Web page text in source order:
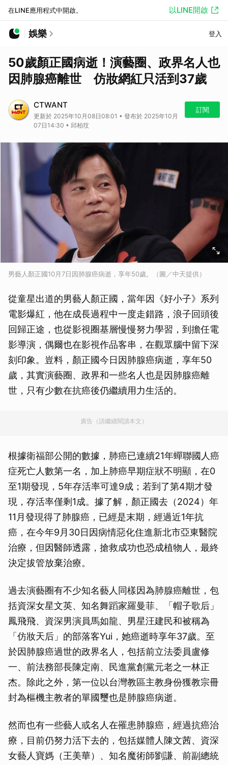
在LINE應用程式中開啟。 以LINE開啟
娛樂 登入
50歲顏正國病逝！演藝圈、政界名人也
因肺腺癌離世 仿妝網紅只活到37歲
CTWANT
更新於 2025年10月08日08:01 • 發布於 2025年10月
07日14:30 • 邱柏玟
訂閱
男藝人顏正國10月7日因肺腺癌病逝，享年50歲。（圖／中天提供）
從童星出道的男藝人顏正國，當年因《好小子》系列
電影爆紅，他在成長過程中一度走錯路，浪子回頭後
回歸正途，也從影視圈基層慢慢努力學習，到擔任電
影導演，偶爾也在影視作品客串，在觀眾腦中留下深
刻印象。豈料，顏正國今日因肺腺癌病逝，享年50
歲，其實演藝圈、政界和一些名人也是因肺腺癌離
世，只有少數在抗癌後仍繼續用力生活的。
廣告（請繼續閱讀本文）
根據衛福部公開的數據，肺癌已連續21年蟬聯國人癌
症死亡人數第一名，加上肺癌早期症狀不明顯，在0
至1期發現，5年存活率可達9成；若到了第4期才發
現，存活率僅剩1成。據了解，顏正國去（2024）年
11月發現得了肺腺癌，已經是末期，經過近1年抗
癌，在今年9月30日因病情惡化住進新北市亞東醫院
治療，但因醫師透露，搶救成功也恐成植物人，最終
決定拔管放棄治療。
過去演藝圈有不少知名藝人同樣因為肺腺癌離世，包
括資深女星文英、知名舞蹈家羅曼菲、「帽子歌后」
鳳飛飛、資深男演員馬如龍、男星汪建民和被稱為
「仿妝天后」的部落客Yui，她癌逝時享年37歲。至
於因肺腺癌過世的政界名人，包括前立法委員盧修
一、前法務部長陳定南、民進黨創黨元老之一林正
杰。除此之外，第一位以台灣教區主教身份獲教宗冊
封為樞機主教者的單國璽也是肺腺癌病逝。
然而也有一些藝人或名人在罹患肺腺癌，經過抗癌治
療，目前仍努力活下去的，包括媒體人陳文茜、資深
女藝人寶媽（王美華）、知名魔術師劉謙、前副總統